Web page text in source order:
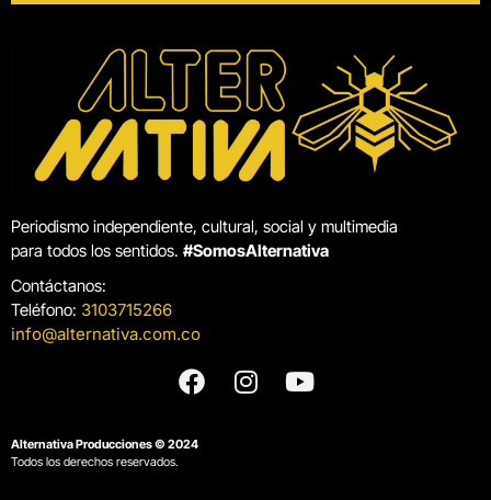
Periodismo independiente, cultural, social y multimedia
para todos los sentidos. #SomosAlternativa
Contáctanos:
Teléfono: 3103715266
info@alternativa.com.co
Alternativa Producciones © 2024
Todos los derechos reservados.